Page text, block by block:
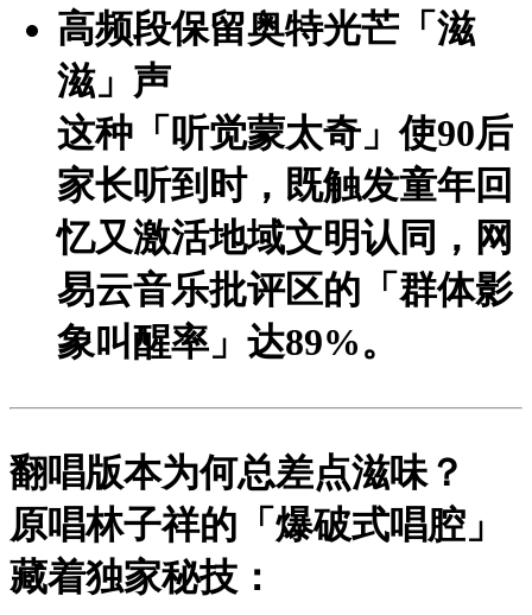
高频段保留奥特光芒「滋
滋」声
这种「听觉蒙太奇」使90后
家长听到时，既触发童年回
忆又激活地域文明认同，网
易云音乐批评区的「群体影
象叫醒率」达89%。
翻唱版本为何总差点滋味？
原唱林子祥的 「爆破式唱腔」
藏着独家秘技：